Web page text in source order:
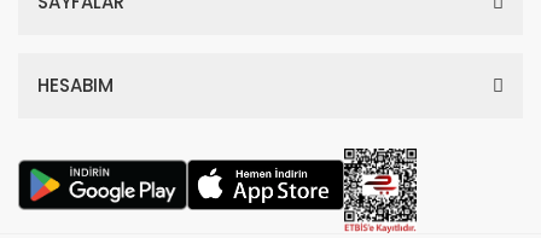
HESABIM